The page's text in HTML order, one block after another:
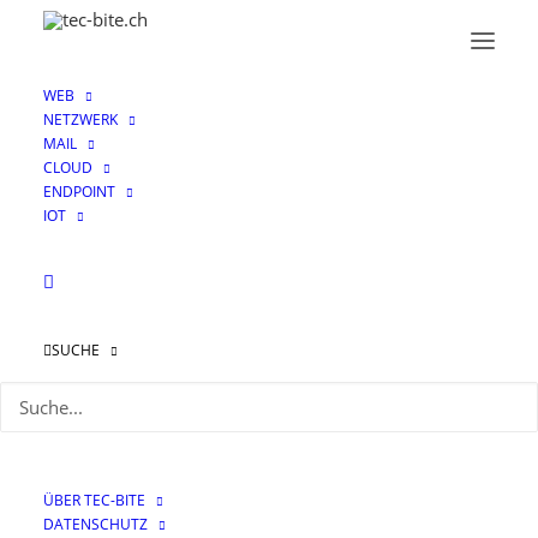
WEB
NETZWERK
MAIL
CLOUD
ENDPOINT
IOT
SUCHE
ÜBER TEC-BITE
DATENSCHUTZ